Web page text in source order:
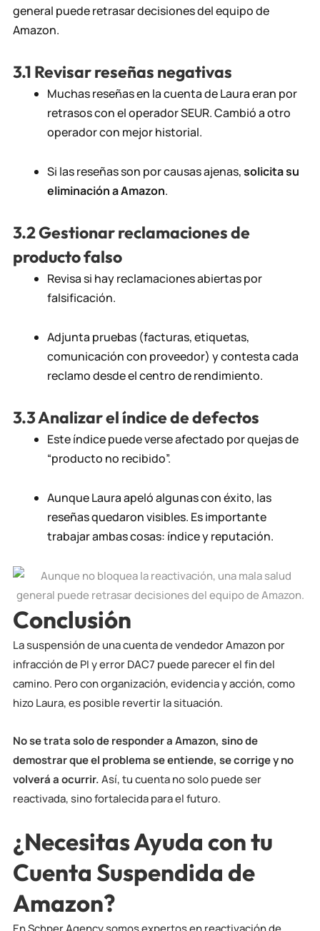
general puede retrasar decisiones del equipo de
Amazon.
3.1 Revisar reseñas negativas
Muchas reseñas en la cuenta de Laura eran por
retrasos con el operador SEUR. Cambió a otro
operador con mejor historial.
Si las reseñas son por causas ajenas,solicita su
eliminación a Amazon.
3.2 Gestionar reclamaciones de
producto falso
Revisa si hay reclamaciones abiertas por
falsificación.
Adjunta pruebas (facturas, etiquetas,
comunicación con proveedor) y contesta cada
reclamo desde el centro de rendimiento.
3.3 Analizar el índice de defectos
Este índice puede verse afectado por quejas de
“producto no recibido”.
Aunque Laura apeló algunas con éxito, las
reseñas quedaron visibles. Es importante
trabajar ambas cosas: índice y reputación.
Conclusión
La suspensión de una cuenta de vendedor Amazon por
infracción de PI y error DAC7 puede parecer el fin del
camino. Pero con organización, evidencia y acción, como
hizo Laura, es posible revertir la situación.
No se trata solo de responder a Amazon, sino de
demostrar que el problema se entiende, se corrige y no
volverá a ocurrir.Así, tu cuenta no solo puede ser
reactivada, sino fortalecida para el futuro.
¿Necesitas Ayuda con tu
Cuenta Suspendida de
Amazon?